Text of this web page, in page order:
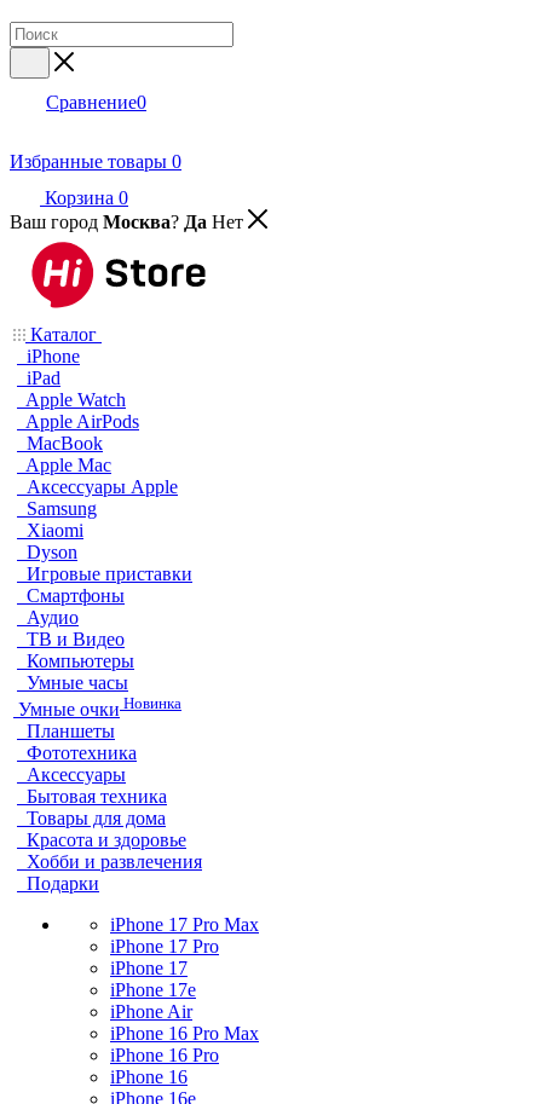
Сравнение0
Избранные товары 0
Корзина 0
Ваш город Москва? Да Нет
Каталог
iPhone
iPad
Apple Watch
Apple AirPods
MacBook
Apple Mac
Аксессуары Apple
Samsung
Xiaomi
Dyson
Игровые приставки
Смартфоны
Аудио
ТВ и Видео
Компьютеры
Умные часы
Умные очки Новинка
Планшеты
Фототехника
Аксессуары
Бытовая техника
Товары для дома
Красота и здоровье
Хобби и развлечения
Подарки
iPhone 17 Pro Max
iPhone 17 Pro
iPhone 17
iPhone 17e
iPhone Air
iPhone 16 Pro Max
iPhone 16 Pro
iPhone 16
iPhone 16e